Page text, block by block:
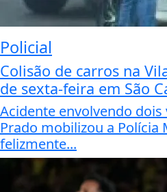
Policial
Colisão de carros na
de sexta-feira em São
Acidente envolvendo
Prado mobilizou a Polícia
felizmente...